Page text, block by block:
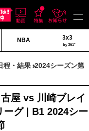
NBA 3x3
by 361°
程・結果 2024シーズン第
屋 vs 川崎ブレイ
グ | B1 2024シー